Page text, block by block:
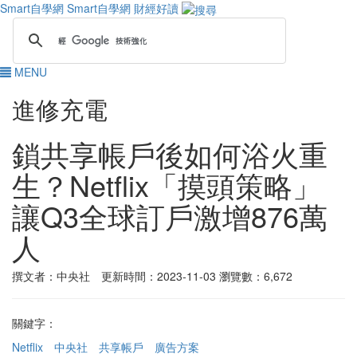
Smart自學網 Smart自學網 財經好讀
MENU
進修充電
鎖共享帳戶後如何浴火重
生？Netflix「摸頭策略」
讓Q3全球訂戶激增876萬
人
撰文者：中央社 更新時間：2023-11-03 瀏覽數：6,672
關鍵字：
Netflix
中央社 共享帳戶
廣告方案